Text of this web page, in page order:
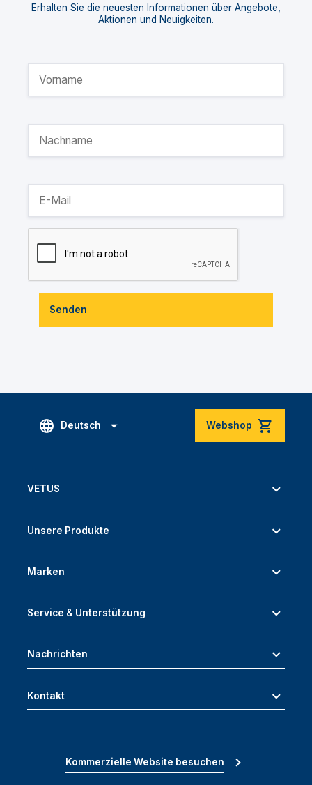
Erhalten Sie die neuesten Informationen über Angebote,
Aktionen und Neuigkeiten.
Senden
Deutsch Webshop
VETUS
Unsere Produkte
Marken
Service & Unterstützung
Nachrichten
Kontakt
Kommerzielle Website besuchen